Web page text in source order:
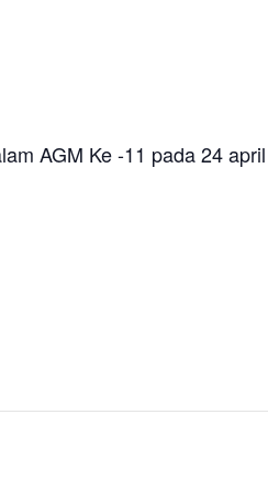
AGM Ke -11 pada 24